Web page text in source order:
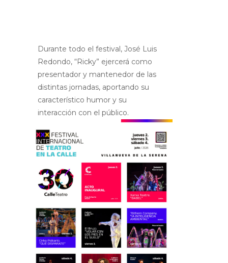
Durante todo el festival, José Luis
Redondo, “Ricky” ejercerá como
presentador y mantenedor de las
distintas jornadas, aportando su
característico humor y su
interacción con el público.